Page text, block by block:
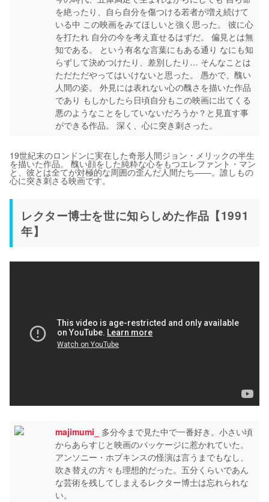
を絶ったり、自ら自分を傷つける若者が増え続けて
いる中 この映画をみてほしいと強く思った。 彼に心
を打たれ 自分の今を考え直せるはずだ。 偏見とは無
知である。 という有名な言葉にもある通り なにも知
らずして決めつけたり、差別したり… そんなことは
ただただやってはいけないと思った。 愚かで、醜い
人間の姿。 外見には表れない心の醜さを描いた作品
であり もしかしたら日頃自分もこの映画に出てくる
悪のようなことをしていないだろうか？と見直す事
ができる作品。 深く、心に突き刺さった。
19世紀末のロンドンに実在した奇形人間ジョン・メリックの半生
を描いた作品。 醜い顔をした純粋な心をもつエレファント・マン
と、彼とは全てが対極的な周囲の歪んだ人間たち――。誰しもの
心に突き刺さる映画です。
レクター博士を世に知らしめた作品【1991
年】
majimumi_
多分今まで見た中で一番好き。小さい頃
からあらすじと映画のパッケージに惹かれていた。
アンソニー・ホプキンスの怪演は言うまでもなし、
吹き替えの方々も理想的だった。五分くらいであん
な芸術を残してしまえるレクター博士は忘れられな
い。